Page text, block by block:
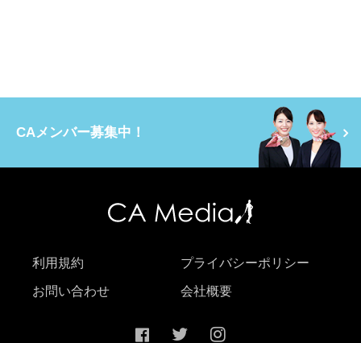
CAメンバー募集中！
利用規約 プライバシーポリシー
お問い合わせ 会社概要